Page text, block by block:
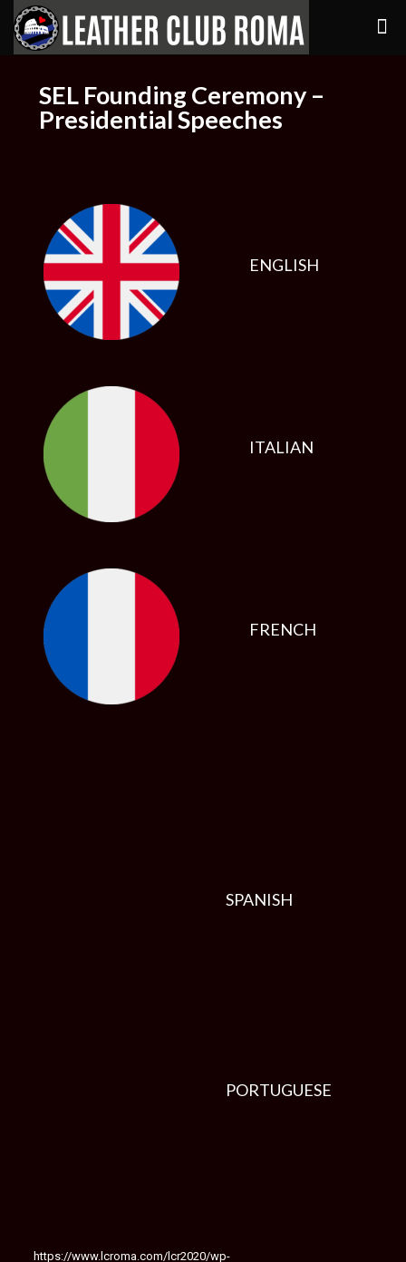
SEL Founding Ceremony –
Presidential Speeches
ENGLISH
ITALIAN
FRENCH
SPANISH
PORTUGUESE
https://www.lcroma.com/lcr2020/wp-